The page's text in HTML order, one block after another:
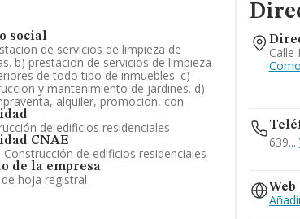
social
de servicios de limpieza de
b) prestacion de servicios de limpieza
de todo tipo de inmuebles. c)
y mantenimiento de jardines. d)
alquiler, promocion, con
de edificios residenciales
CNAE
Construcción de edificios residenciales
de la empresa
de hoja registral
Calle
639...
625...
Ver
Web